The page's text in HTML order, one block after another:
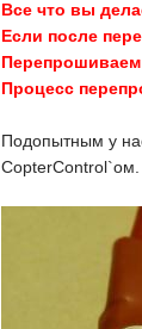
Все что вы
Если после
Перепрошиваем
Процесс
Подопытным у
CopterControl`ом.